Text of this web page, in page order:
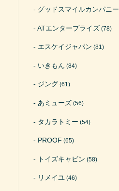
グッドスマイルカンパニー
ATエンタープライズ (78)
エスケイジャパン (81)
いきもん (84)
ジング (61)
あミューズ (56)
タカラトミー (54)
PROOF (65)
トイズキャビン (58)
リメイユ (46)